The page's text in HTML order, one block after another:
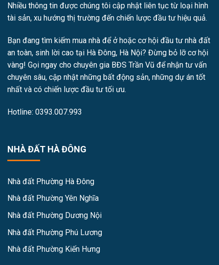
Nhiều thông tin được chúng tôi cập nhật liên tục từ loại hình
tài sản, xu hướng thị trường đến chiến lược đầu tư hiệu quả.
Bạn đang tìm kiếm mua nhà để ở hoặc cơ hội đầu tư nhà đất
an toàn, sinh lời cao tại Hà Đông, Hà Nội? Đừng bỏ lỡ cơ hội
vàng! Gọi ngay cho chuyên gia BĐS Trần Vũ để nhận tư vấn
chuyên sâu, cập nhật những bất động sản, những dự án tốt
nhất và có chiến lược đầu tư tối ưu.
Hotline: 0393.007.993
NHÀ ĐẤT HÀ ĐÔNG
Nhà đất Phường Hà Đông
Nhà đất Phường Yên Nghĩa
Nhà đất Phường Dương Nội
Nhà đất Phường Phú Lương
Nhà đất Phường Kiến Hưng